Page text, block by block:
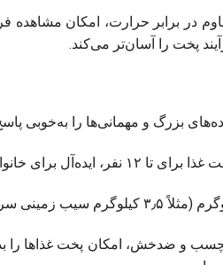
در برابر حرارت، امکان مشاهده
پخت را آسان‌تر می‌کند.
بزرگ و مهمانی‌ها را به‌خوبی
و ضدخش، امکان پخت غذاها را